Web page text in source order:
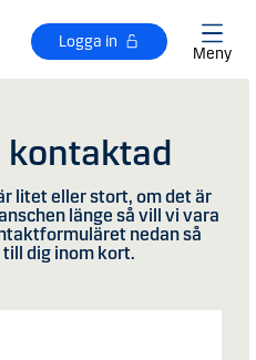
Logga in
Meny
kontaktad
litet eller stort, om det är
länge så vill vi vara
nedan så
dig inom kort.